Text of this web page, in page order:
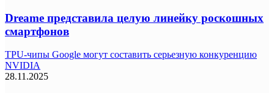
Dreame представила целую линейку роскошных
смартфонов
TPU-чипы Google могут составить серьезную конкуренцию
NVIDIA
28.11.2025